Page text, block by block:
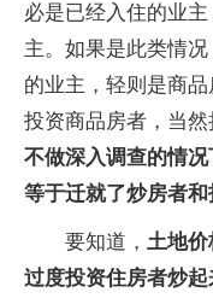
必是已经入住的业
主。如果是此类情
的业主，轻则是商
投资商品房者，当然
不做深入调查的情
等于迁就了炒房者和
要知道， 土地价
过度投资住房者炒